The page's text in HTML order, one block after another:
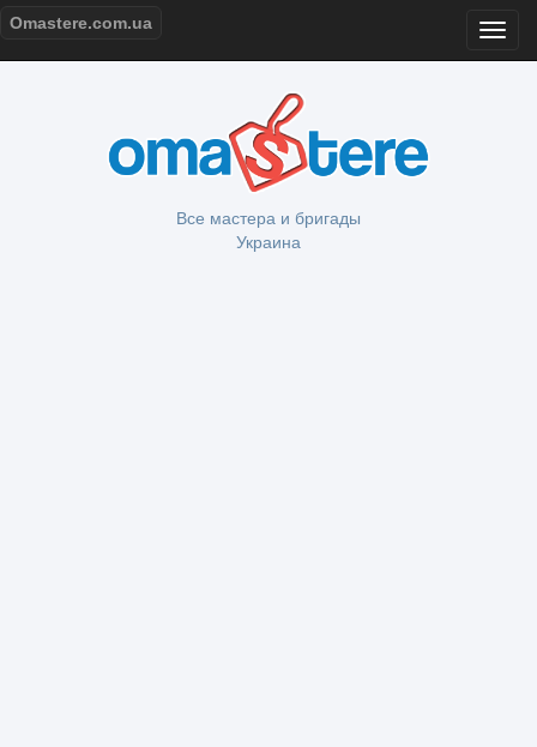
Omastere.com.ua
Все мастера и бригады
Украина